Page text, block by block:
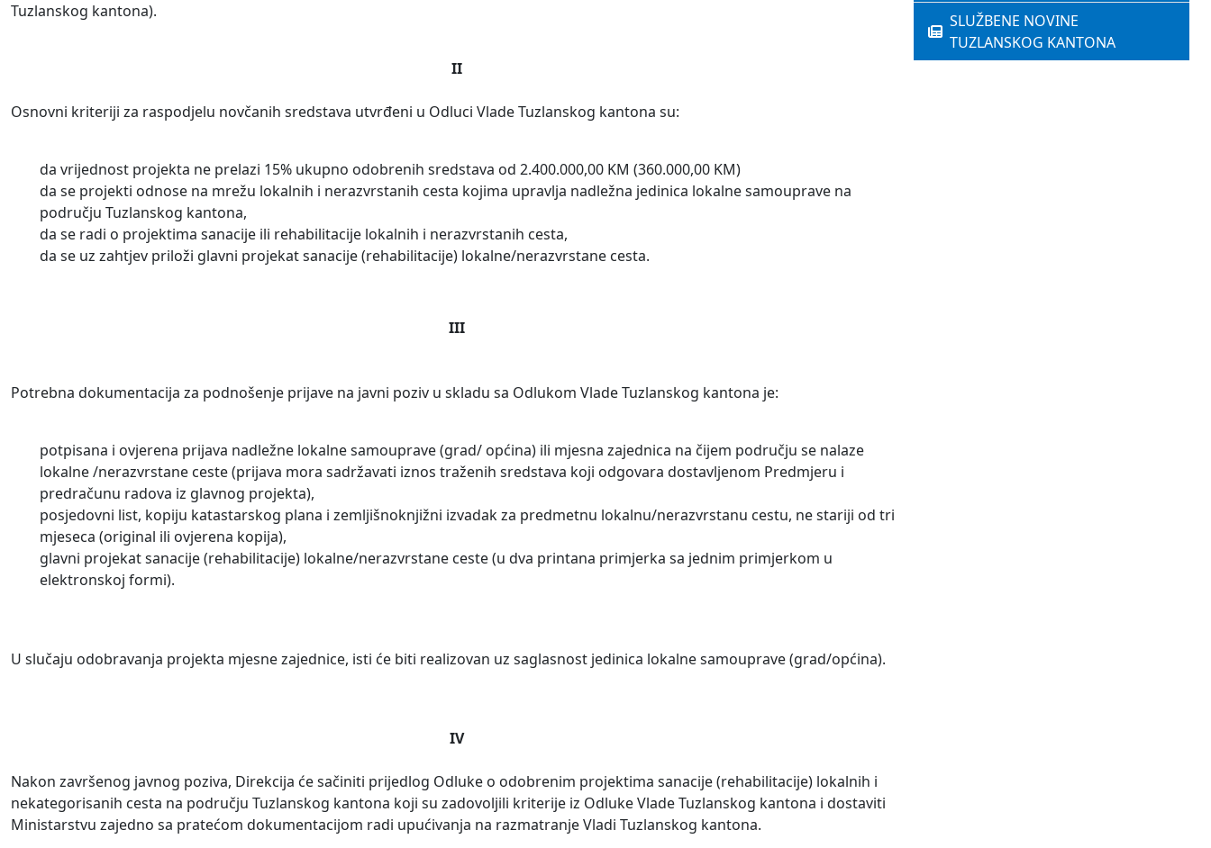
Tuzlanskog kantona).
II
Osnovni kriteriji za raspodjelu novčanih sredstava utvrđeni u Odluci Vlade Tuzlanskog kantona su:
da vrijednost projekta ne prelazi 15% ukupno odobrenih sredstava od 2.400.000,00 KM (360.000,00 KM)
da se projekti odnose na mrežu lokalnih i nerazvrstanih cesta kojima upravlja nadležna jedinica lokalne samouprave na
području Tuzlanskog kantona,
da se radi o projektima sanacije ili rehabilitacije lokalnih i nerazvrstanih cesta,
da se uz zahtjev priloži glavni projekat sanacije (rehabilitacije) lokalne/nerazvrstane cesta.
III
Potrebna dokumentacija za podnošenje prijave na javni poziv u skladu sa Odlukom Vlade Tuzlanskog kantona je:
potpisana i ovjerena prijava nadležne lokalne samouprave (grad/ općina) ili mjesna zajednica na čijem području se nalaze
lokalne /nerazvrstane ceste (prijava mora sadržavati iznos traženih sredstava koji odgovara dostavljenom Predmjeru i
predračunu radova iz glavnog projekta),
posjedovni list, kopiju katastarskog plana i zemljišnoknjižni izvadak za predmetnu lokalnu/nerazvrstanu cestu, ne stariji od tri
mjeseca (original ili ovjerena kopija),
glavni projekat sanacije (rehabilitacije) lokalne/nerazvrstane ceste (u dva printana primjerka sa jednim primjerkom u
elektronskoj formi).
U slučaju odobravanja projekta mjesne zajednice, isti će biti realizovan uz saglasnost jedinica lokalne samouprave (grad/općina).
IV
Nakon završenog javnog poziva, Direkcija će sačiniti prijedlog Odluke o odobrenim projektima sanacije (rehabilitacije) lokalnih i
nekategorisanih cesta na području Tuzlanskog kantona koji su zadovoljili kriterije iz Odluke Vlade Tuzlanskog kantona i dostaviti
Ministarstvu zajedno sa pratećom dokumentacijom radi upućivanja na razmatranje Vladi Tuzlanskog kantona.
SLUŽBENE NOVINE
TUZLANSKOG KANTONA